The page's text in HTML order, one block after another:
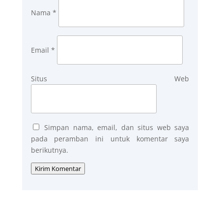
Nama *
Email *
Situs Web
Simpan nama, email, dan situs web saya
pada peramban ini untuk komentar saya
berikutnya.
Kirim Komentar